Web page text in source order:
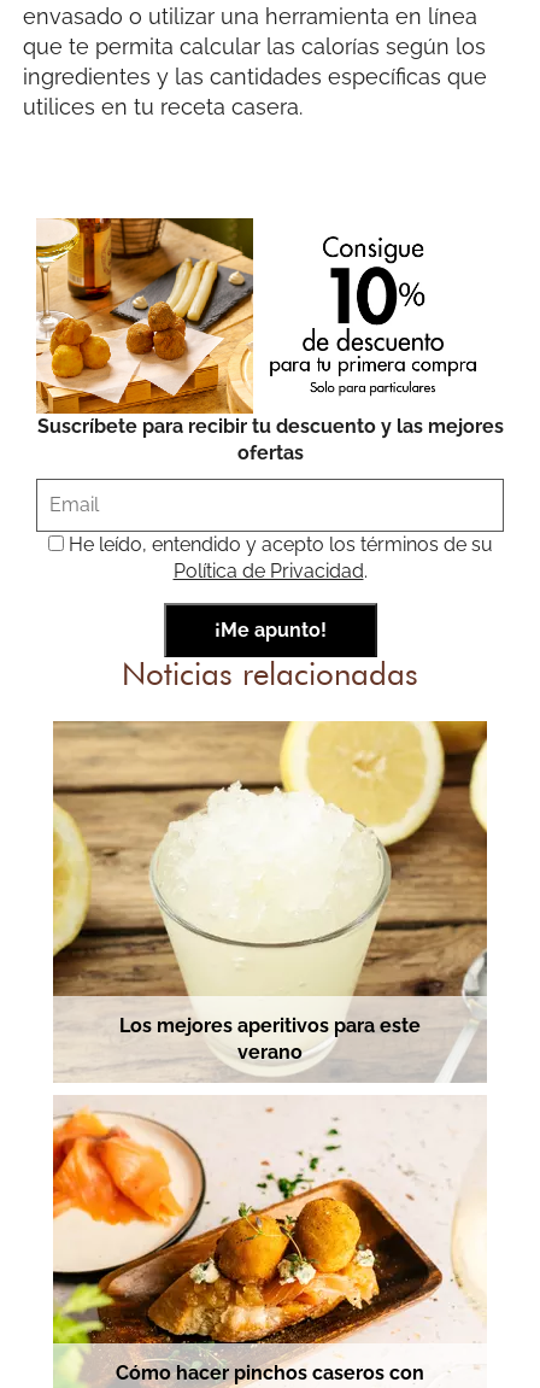
envasado o utilizar una herramienta en línea
que te permita calcular las calorías según los
ingredientes y las cantidades específicas que
utilices en tu receta casera.
Suscríbete para recibir tu descuento y las mejores
ofertas
He leído, entendido y acepto los términos de su
Política de Privacidad.
Noticias relacionadas
Los mejores aperitivos para este
verano
Cómo hacer pinchos caseros con